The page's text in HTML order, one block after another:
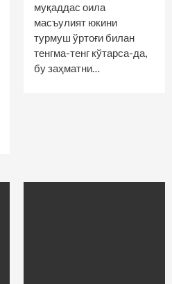
муқаддас оила
масъулият юкини
турмуш ўртоғи билан
тенгма-тенг кўтарса-да,
бу заҳматни…